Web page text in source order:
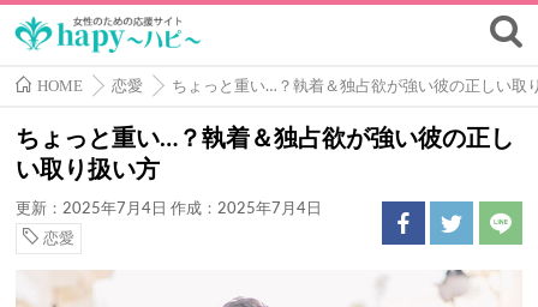
HOME 恋愛 ちょっと重い…？執着＆独占欲が強い彼の正しい取
ちょっと重い…？執着＆独占欲が強い彼の正し
い取り扱い方
更新：2025年7月4日 作成：2025年7月4日
恋愛